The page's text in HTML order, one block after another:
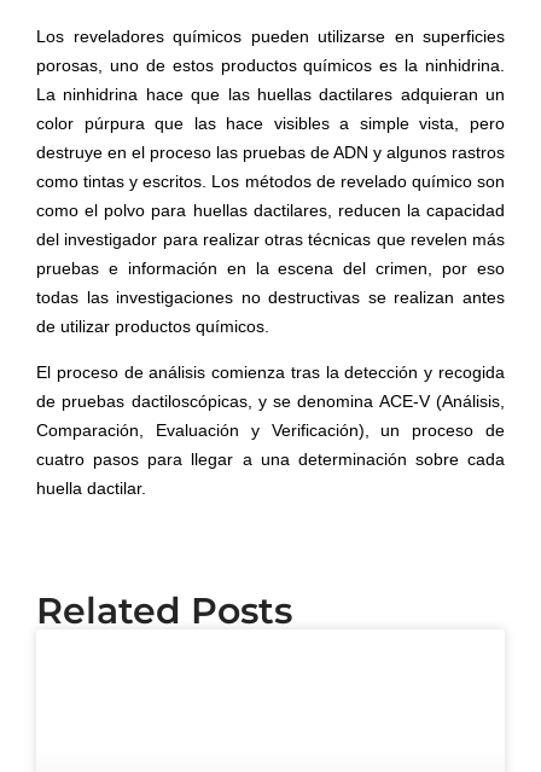
Los reveladores químicos pueden utilizarse en superficies
porosas, uno de estos productos químicos es la ninhidrina.
La ninhidrina hace que las huellas dactilares adquieran un
color púrpura que las hace visibles a simple vista, pero
destruye en el proceso las pruebas de ADN y algunos rastros
como tintas y escritos. Los métodos de revelado químico son
como el polvo para huellas dactilares, reducen la capacidad
del investigador para realizar otras técnicas que revelen más
pruebas e información en la escena del crimen, por eso
todas las investigaciones no destructivas se realizan antes
de utilizar productos químicos.
El proceso de análisis comienza tras la detección y recogida
de pruebas dactiloscópicas, y se denomina ACE-V (Análisis,
Comparación, Evaluación y Verificación), un proceso de
cuatro pasos para llegar a una determinación sobre cada
huella dactilar.
Related Posts